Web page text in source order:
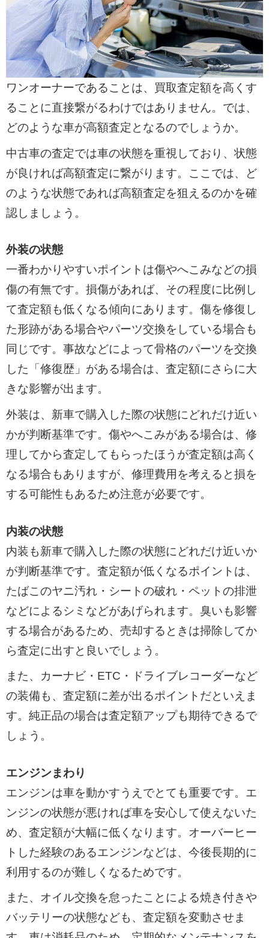
ワンオーナーであることは、買取査定額を高くす
ることに直接繋がるわけではありません。では、
どのような車が高額査定となるのでしょうか。
中古車の査定では車の状態を重視しており、状態
が良ければ高額査定に繋がります。ここでは、ど
のような状態であれば高額査定を狙えるのかを確
認しましょう。
外装の状態
一番わかりやすいポイントは傷やへこみなどの損
傷の有無です。損傷があれば、その程度に比例し
て査定額も低くなる傾向にあります。傷を修復し
た形跡がある場合やパーツ交換をしている場合も
同じです。事故などによって骨格のパーツを交換
した「修復歴」がある場合は、査定額にさらに大
きな影響が出ます。
外装は、新車で購入した際の状態にどれだけ近い
かが判断基準です。傷やへこみがある場合は、修
理してから査定してもらったほうが査定額は高く
なる場合もありますが、修理費用を考えると損を
する可能性もあるため注意が必要です。
内装の状態
内装も新車で購入した際の状態にどれだけ近いか
が判断基準です。査定額が低くなるポイントは、
たばこのヤニ汚れ・シートの破れ・ペットの排泄
などによるシミなどがあげられます。臭いも影響
する場合があるため、売却するときは掃除してか
ら査定に出すと良いでしょう。
また、カーナビ・ETC・ドライブレコーダーなど
の装備も、査定額に差が出るポイントだといえま
す。純正品の場合は査定額アップも期待できるで
しょう。
エンジンまわり
エンジンは車を動かすうえでとても重要です。エ
ンジンの状態が悪ければ車を安心して使えないた
め、査定額が大幅に低くなります。オーバーヒー
トした経験のあるエンジンなどは、今後長期的に
利用するのが難しくなるためです。
また、オイル交換を怠ったことによる焼き付きや
バッテリーの状態なども、査定額を変動させま